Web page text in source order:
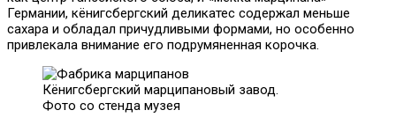
Германии, кёнигсбергский деликатес содержал меньше
сахара и обладал причудливыми формами, но особенно
привлекала внимание его подрумяненная корочка.
Кёнигсбергский марципановый завод.
Фото со стенда музея